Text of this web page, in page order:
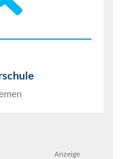
Anzeige